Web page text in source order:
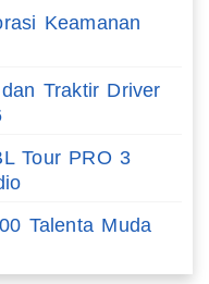
Keamanan
Traktir Driver
Tour PRO 3
Talenta Muda